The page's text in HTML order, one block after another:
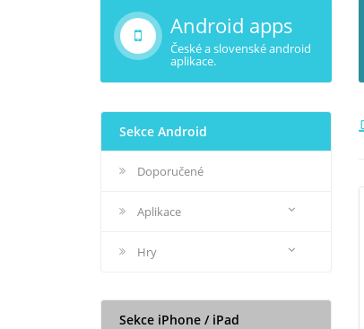
Android apps
České a slovenské android
aplikace.
Sekce Android
Doporučené
Aplikace
Hry
Sekce iPhone / iPad